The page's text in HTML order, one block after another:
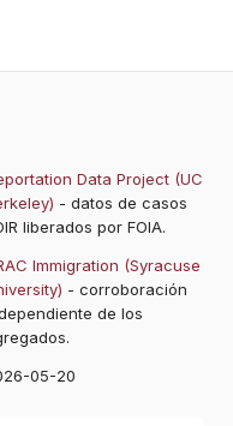
Data Project (UC
- datos de casos
liberados por FOIA.
Immigration (Syracuse
- corroboración
de los
05-20